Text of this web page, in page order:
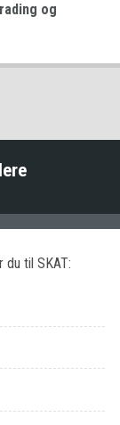
og
du til SKAT: